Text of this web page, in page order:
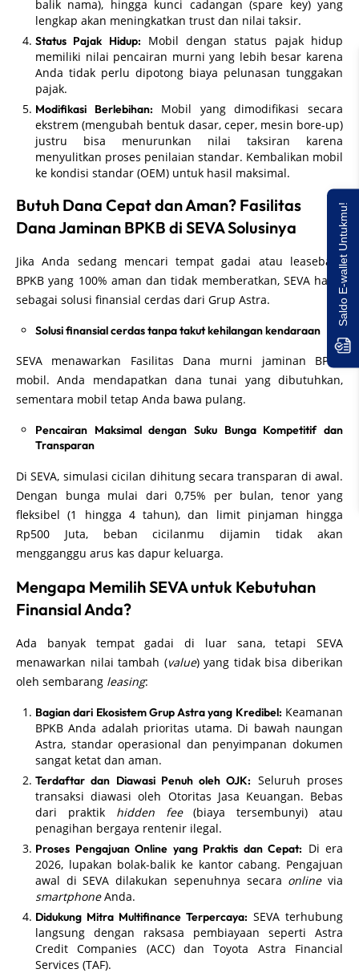
balik nama), hingga kunci cadangan (spare key) yang
lengkap akan meningkatkan trust dan nilai taksir.
Status Pajak Hidup: Mobil dengan status pajak hidup
memiliki nilai pencairan murni yang lebih besar karena
Anda tidak perlu dipotong biaya pelunasan tunggakan
pajak.
Modifikasi Berlebihan: Mobil yang dimodifikasi secara
ekstrem (mengubah bentuk dasar, ceper, mesin bore-up)
justru bisa menurunkan nilai taksiran karena
menyulitkan proses penilaian standar. Kembalikan mobil
ke kondisi standar (OEM) untuk hasil maksimal.
Butuh Dana Cepat dan Aman? Fasilitas
Dana Jaminan BPKB di SEVA Solusinya
Jika Anda sedang mencari tempat gadai atau leaseback
BPKB yang 100% aman dan tidak memberatkan, SEVA hadir
sebagai solusi finansial cerdas dari Grup Astra.
Solusi finansial cerdas tanpa takut kehilangan kendaraan
SEVA menawarkan Fasilitas Dana murni jaminan BPKB
mobil. Anda mendapatkan dana tunai yang dibutuhkan,
sementara mobil tetap Anda bawa pulang.
Pencairan Maksimal dengan Suku Bunga Kompetitif dan
Transparan
Di SEVA, simulasi cicilan dihitung secara transparan di awal.
Dengan bunga mulai dari 0,75% per bulan, tenor yang
fleksibel (1 hingga 4 tahun), dan limit pinjaman hingga
Rp500 Juta, beban cicilanmu dijamin tidak akan
mengganggu arus kas dapur keluarga.
Mengapa Memilih SEVA untuk Kebutuhan
Finansial Anda?
Ada banyak tempat gadai di luar sana, tetapi SEVA
menawarkan nilai tambah (value) yang tidak bisa diberikan
oleh sembarang leasing:
Bagian dari Ekosistem Grup Astra yang Kredibel: Keamanan
BPKB Anda adalah prioritas utama. Di bawah naungan
Astra, standar operasional dan penyimpanan dokumen
sangat ketat dan aman.
Terdaftar dan Diawasi Penuh oleh OJK: Seluruh proses
transaksi diawasi oleh Otoritas Jasa Keuangan. Bebas
dari praktik hidden fee(biaya tersembunyi) atau
penagihan bergaya rentenir ilegal.
Proses Pengajuan Online yang Praktis dan Cepat: Di era
2026, lupakan bolak-balik ke kantor cabang. Pengajuan
awal di SEVA dilakukan sepenuhnya secara onlinevia
smartphoneAnda.
Didukung Mitra Multifinance Terpercaya: SEVA terhubung
langsung dengan raksasa pembiayaan seperti Astra
Credit Companies (ACC) dan Toyota Astra Financial
Services (TAF).
Saldo E-wallet Untukmu!